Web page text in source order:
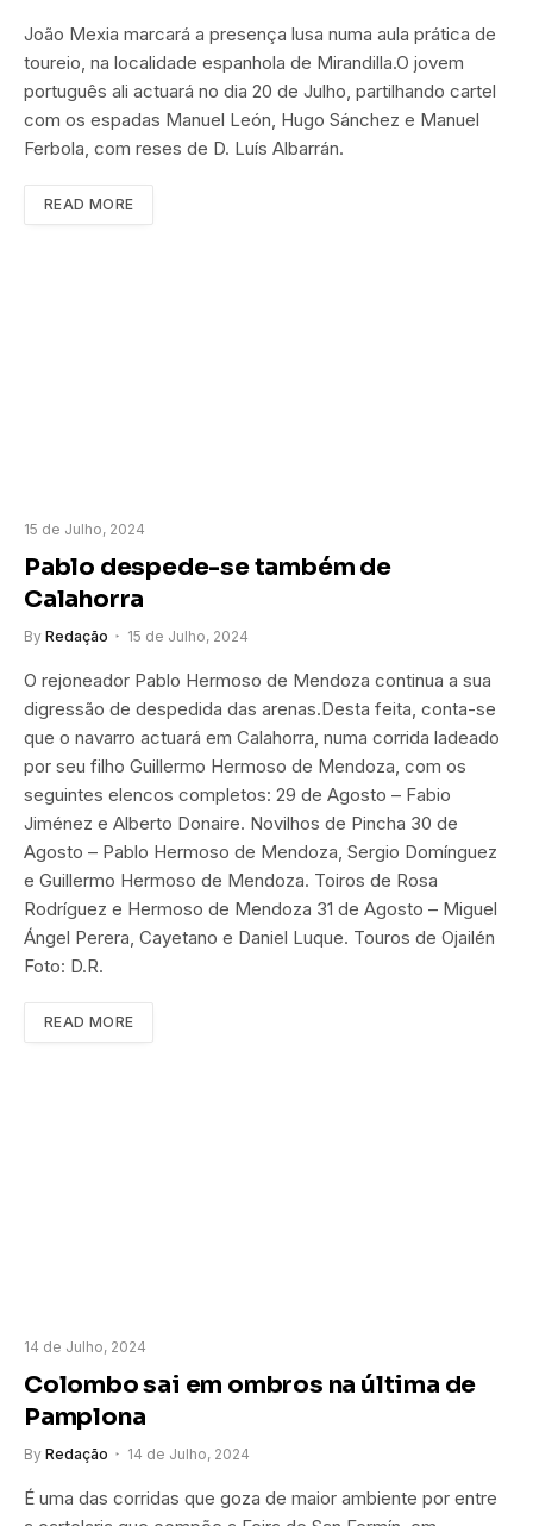
João Mexia marcará a presença lusa numa aula prática de
toureio, na localidade espanhola de Mirandilla.O jovem
português ali actuará no dia 20 de Julho, partilhando cartel
com os espadas Manuel León, Hugo Sánchez e Manuel
Ferbola, com reses de D. Luís Albarrán.
READ MORE
15 de Julho, 2024
Pablo despede-se também de
Calahorra
By Redação 15 de Julho, 2024
O rejoneador Pablo Hermoso de Mendoza continua a sua
digressão de despedida das arenas.Desta feita, conta-se
que o navarro actuará em Calahorra, numa corrida ladeado
por seu filho Guillermo Hermoso de Mendoza, com os
seguintes elencos completos: 29 de Agosto – Fabio
Jiménez e Alberto Donaire. Novilhos de Pincha 30 de
Agosto – Pablo Hermoso de Mendoza, Sergio Domínguez
e Guillermo Hermoso de Mendoza. Toiros de Rosa
Rodríguez e Hermoso de Mendoza 31 de Agosto – Miguel
Ángel Perera, Cayetano e Daniel Luque. Touros de Ojailén
Foto: D.R.
READ MORE
14 de Julho, 2024
Colombo sai em ombros na última de
Pamplona
By Redação 14 de Julho, 2024
É uma das corridas que goza de maior ambiente por entre